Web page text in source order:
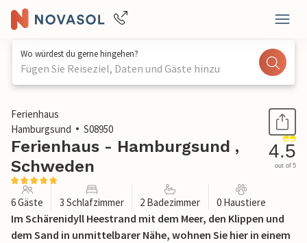
Wo würdest du gerne hingehen?
Fügen Sie Reiseziel, Daten und Gäste hinzu
1 / 29
Ferienhaus
Hamburgsund
S08950
Ferienhaus - Hamburgsund ,
Schweden
4.5
out of 5
6 Gäste 3 Schlafzimmer 2 Badezimmer 0 Haustiere
Im Schärenidyll Heestrand mit dem Meer, den Klippen und
dem Sand in unmittelbarer Nähe, wohnen Sie hier in einem